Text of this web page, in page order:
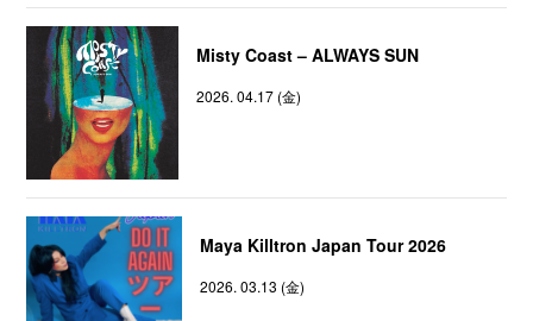
Misty Coast – ALWAYS SUN
2026. 04.17 (金)
Maya Killtron Japan Tour 2026
2026. 03.13 (金)